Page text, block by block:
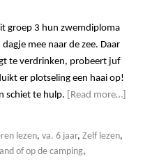
groep 3 hun zwemdiploma
mee naar de zee. Daar
te verdrinken, probeert juf
er plotseling een haai op!
schiet te hulp.
[Read more…]
lezen, va. 6 jaar, Zelf lezen,
of op de camping,